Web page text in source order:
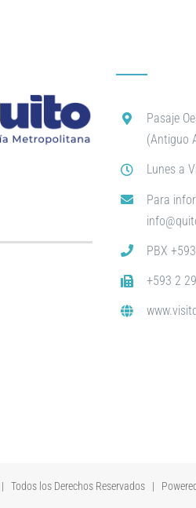
Pasaje
(Antiguo
Lunes a
Para
PBX
+593 2
| Todos los Derechos Reservados |